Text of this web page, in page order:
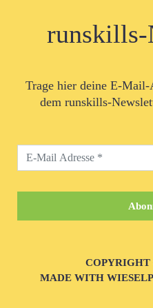
runskills-
Trage hier deine E-
dem runskills-
MADE WITH